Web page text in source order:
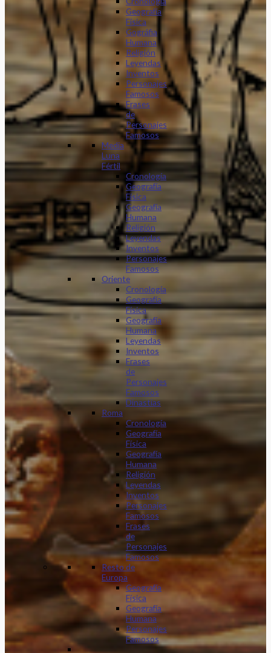
Geografía
Física
Gográfia
Humana
Religión
Leyendas
Inventos
Personajes
Famosos
Frases
de
Personajes
Famosos
Media
Luna
Fértil
Cronología
Geografía
Física
Geografía
Humana
Religión
Leyendas
Inventos
Personajes
Famosos
Oriente
Cronología
Geografía
Física
Geografía
Humana
Leyendas
Inventos
Frases
de
Personajes
Famosos
Dinastias
Roma
Cronología
Geografía
Física
Geografía
Humana
Religión
Leyendas
Inventos
Personajes
Famosos
Frases
de
Personajes
Famosos
Resto de
Europa
Geografía
Física
Geografía
Humana
Personajes
Famosos